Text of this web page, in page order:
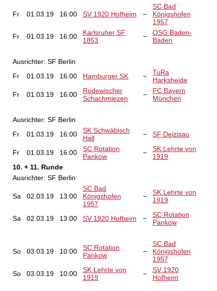
Fr 01.03.19 16:00 SV 1920 Hofheim −
SC Bad
Königshofen
1957
Fr
01.03.19 16:00
Karlsruher SF
1853
−
OSG Baden-
Baden
Ausrichter: SF Berlin
Fr
01.03.19 16:00 Hamburger SK −
TuRa
Harksheide
Fr
01.03.19 16:00
Rodewischer
Schachmiezen
−
FC Bayern
München
Ausrichter: SF Berlin
Fr
01.03.19 16:00
SK Schwäbisch
Hall
− SF Deizisau
Fr 01.03.19 16:00
SC Rotation
Pankow
−
SK Lehrte von
1919
10. + 11. Runde
Ausrichter: SF Berlin
Sa 02.03.19 13:00
SC Bad
Königshofen
1957
−
SK Lehrte von
1919
Sa 02.03.19 13:00 SV 1920 Hofheim −
SC Rotation
Pankow
So 03.03.19 10:00
SC Rotation
Pankow
−
SC Bad
Königshofen
1957
So
03.03.19 10:00
SK Lehrte von
1919
−
SV 1920
Hofheim